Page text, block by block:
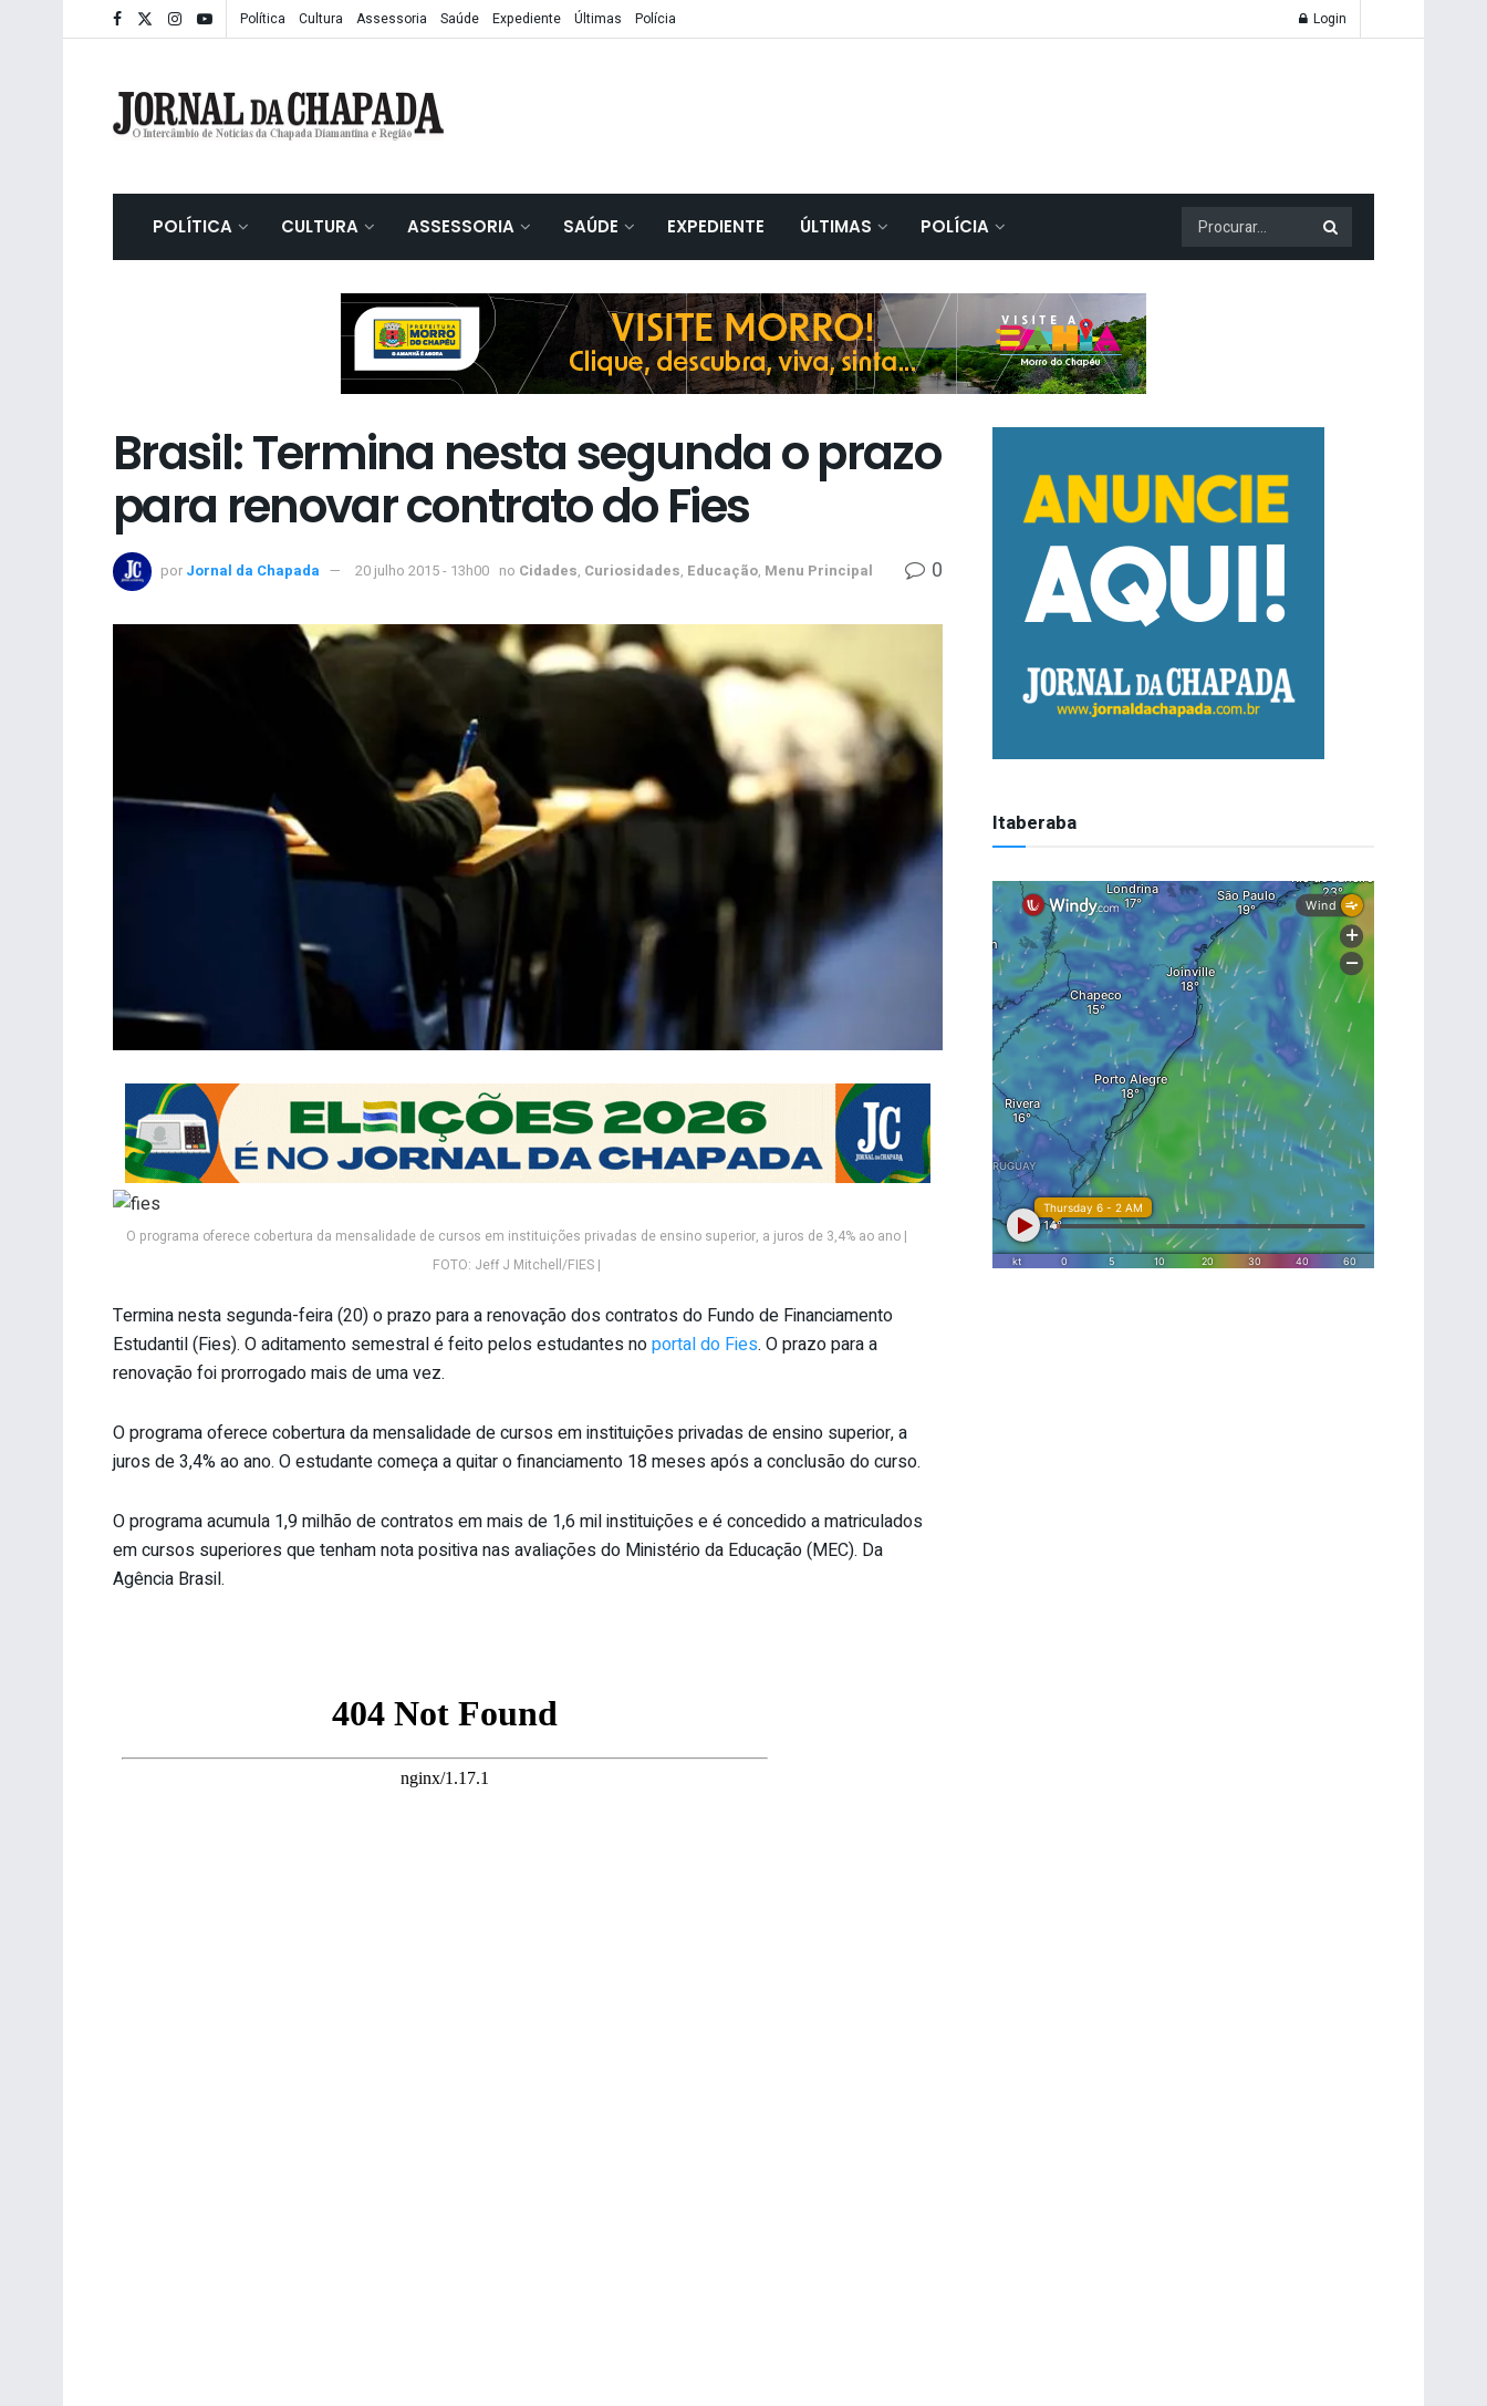
Política Cultura Assessoria Saúde Expediente Últimas Polícia Login
POLÍTICA CULTURA ASSESSORIA SAÚDE EXPEDIENTE ÚLTIMAS POLÍCIA
Brasil: Termina nesta segunda o prazo
para renovar contrato do Fies
por Jornal da Chapada 20 julho 2015 - 13h00 no Cidades, Curiosidades, Educação, Menu Principal 0
O programa oferece cobertura da mensalidade de cursos em instituições privadas de ensino superior, a juros de 3,4% ao ano |
FOTO: Jeff J Mitchell/FIES |
Termina nesta segunda-feira (20) o prazo para a renovação dos contratos do Fundo de Financiamento
Estudantil (Fies). O aditamento semestral é feito pelos estudantes noportal do Fies. O prazo para a
renovação foi prorrogado mais de uma vez.
O programa oferece cobertura da mensalidade de cursos em instituições privadas de ensino superior, a
juros de 3,4% ao ano. O estudante começa a quitar o financiamento 18 meses após a conclusão do curso.
O programa acumula 1,9 milhão de contratos em mais de 1,6 mil instituições e é concedido a matriculados
em cursos superiores que tenham nota positiva nas avaliações do Ministério da Educação (MEC). Da
Agência Brasil.
Itaberaba